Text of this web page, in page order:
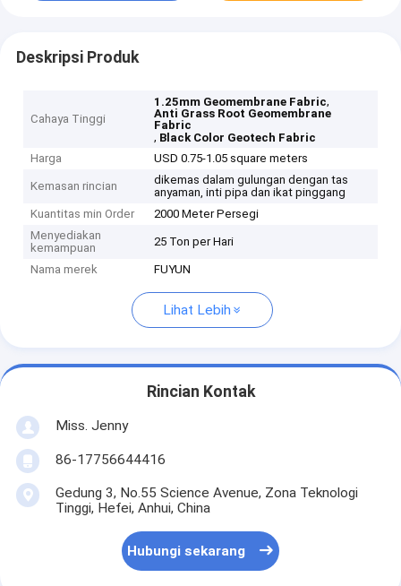
Deskripsi Produk
Cahaya Tinggi
1.25mm Geomembrane Fabric,
Anti Grass Root Geomembrane
Fabric
, Black Color Geotech Fabric
Harga
USD 0.75-1.05 square meters
Kemasan rincian
dikemas dalam gulungan dengan tas
anyaman, inti pipa dan ikat pinggang
Kuantitas min Order
2000 Meter Persegi
Menyediakan
kemampuan
25 Ton per Hari
Nama merek FUYUN
Lihat Lebih
Rincian Kontak
Miss. Jenny
86-17756644416
Gedung 3, No.55 Science Avenue, Zona Teknologi
Tinggi, Hefei, Anhui, China
Hubungi sekarang